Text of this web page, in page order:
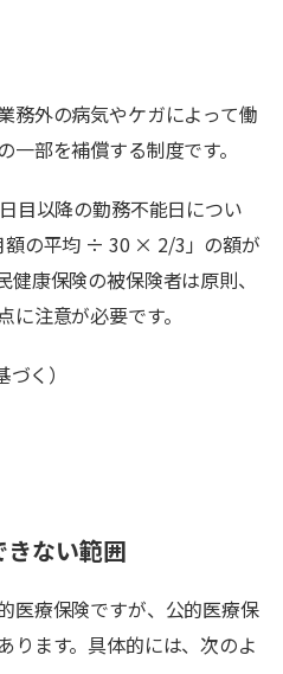
務外の病気やケガによって働
部を補償する制度です。
目以降の勤務不能日につい
額の平均 ÷ 30 × 2/3」の額が
康保険の被保険者は原則、
注意が必要です。
く）
ない範囲
医療保険ですが、公的医療保
ります。具体的には、次のよ